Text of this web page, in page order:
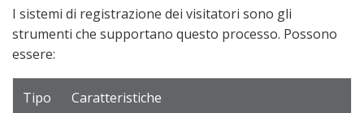
I sistemi di registrazione dei visitatori sono gli
strumenti che supportano questo processo. Possono
essere:
Tipo Caratteristiche